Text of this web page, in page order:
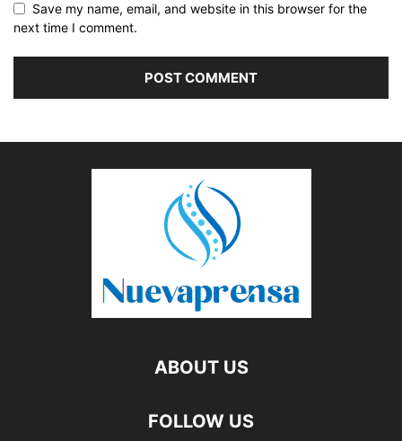
Save my name, email, and website in this browser for the
next time I comment.
ABOUT US
FOLLOW US